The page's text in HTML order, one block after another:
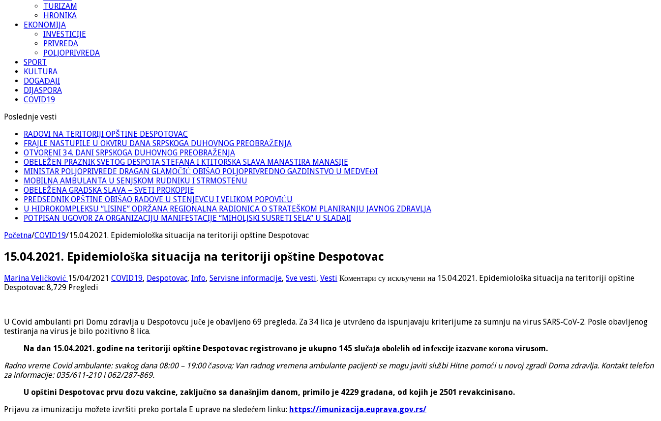
TURIZAM
HRONIKA
EKONOMIJA
INVESTICIJE
PRIVREDA
POLJOPRIVREDA
SPORT
KULTURA
DOGAĐAJI
DIJASPORA
COVID19
Poslednje vesti
RADOVI NA TERITORIJI OPŠTINE DESPOTOVAC
FRAJLE NASTUPILE U OKVIRU DANA SRPSKOGA DUHOVNOG PREOBRAŽENJA
OTVORENI 34. DANI SRPSKOGA DUHOVNOG PREOBRAŽENJA
OBELEŽEN PRAZNIK SVETOG DESPOTA STEFANA I KTITORSKA SLAVA MANASTIRA MANASIJE
MINISTAR POLJOPRIVREDE DRAGAN GLAMOČIĆ OBIŠAO POLJOPRIVREDNO GAZDINSTVO U MEDVEĐI
MOBILNA AMBULANTA U SENJSKOM RUDNIKU I STRMOSTENU
OBELEŽENA GRADSKA SLAVA – SVETI PROKOPIJE
PREDSEDNIK OPŠTINE OBIŠAO RADOVE U STENJEVCU I VELIKOM POPOVIĆU
U HIDROKOMPLEKSU “LISINE” ODRŽANA REGIONALNA RADIONICA O STRATEŠKOM PLANIRANJU JAVNOG ZDRAVLJA
POTPISAN UGOVOR ZA ORGANIZACIJU MANIFESTACIJE “MIHOLJSKI SUSRETI SELA” U SLADAJI
Početna/COVID19/15.04.2021. Epidemiološka situacija na teritoriji opštine Despotovac
15.04.2021. Epidemiološka situacija na teritoriji opštine Despotovac
Marina Veličković 15/04/2021 COVID19, Despotovac, Info, Servisne informacije, Sve vesti, Vesti Коментари су искључени на 15.04.2021. Epidemiološka situacija na teritoriji opštine
Despotovac 8,729 Pregledi
U Covid ambulanti pri Domu zdravlja u Despotovcu juče je obavljeno 69 pregleda. Za 34 lica je utvrđeno da ispunjavaju kriterijume za sumnju na virus SARS-CoV-2. Posle obavljenog
testiranja na virus je bilo pozitivno 8 lica.
Na dan 15.04.2021. godine na teritoriji opštine Despotovac rеgistrоvаno je ukupno 145 slučајa оbоlеlih оd infекciје izаzvаnе коrоnа virusоm.
Radno vreme Covid ambulante: svakog dana 08:00 – 19:00 časova; Van radnog vremena ambulante pacijenti se mogu javiti službi Hitne pomoći u novoj zgradi Doma zdravlja. Kontakt telefon
za informacije: 035/611-210 i 062/287-869.
U opštini Despotovac prvu dozu vakcine, zaključno sa današnjim danom, primilo je 4229 građana, od kojih je 2501 revakcinisano.
Prijavu za imunizaciju možete izvršiti preko portala E uprave na sledećem linku: https://imunizacija.euprava.gov.rs/